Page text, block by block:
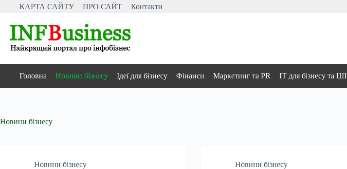
ПерейтиКАРТА САЙТУ ПРО САЙТ Контакти
Головна Новини бізнесу Ідеї для бізнесу Фінанси Маркетинг та PR IT для бізнесу та ШІ
Новини бізнесу
Новини бізнесу Новини бізнесу